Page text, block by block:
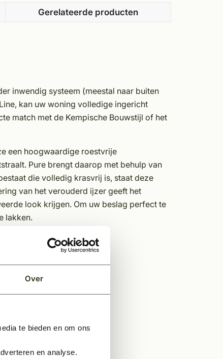
Over
te bieden en om ons
en analyse.
Gerelateerde producten
inwendig systeem (meestal naar buiten
kan uw woning volledige ingericht
match met de Kempische Bouwstijl of het
een hoogwaardige roestvrije
Pure brengt daarop met behulp van
die volledig krasvrij is, staat deze
van het verouderd ijzer geeft het
look krijgen. Om uw beslag perfect te
lakken.